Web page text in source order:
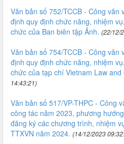
Văn bản số 752/TCCB - Công văn
định quy định chức năng, nhiệm
chức của Ban biên tập Ảnh. (22/12/
Văn bản số 754/TCCB - Công văn
định quy định chức năng, nhiệm
chức của tạp chí Vietnam Law and
14:43:21)
Văn bản số 517/VP-THPC - Công
công tác năm 2023, phương
đăng ký các chương trình, nhiệm
TTXVN năm 2024. (14/12/2023